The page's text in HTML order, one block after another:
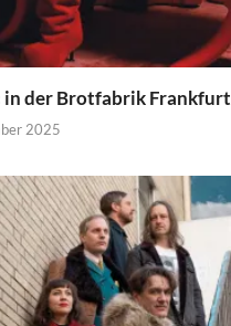
in der Brotfabrik Frankfurt
2025